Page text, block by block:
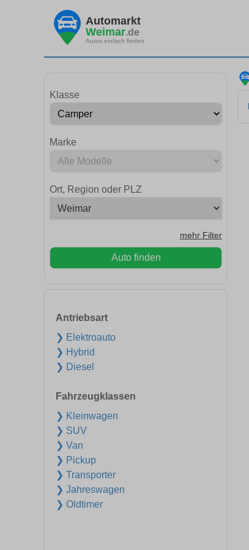
Automarkt
Weimar.de
Autos einfach finden
Klasse
Marke
Ort, Region oder PLZ
mehr Filter
Auto finden
Antriebsart
❯ Elektroauto
❯ Hybrid
❯ Diesel
Fahrzeugklassen
❯ Kleinwagen
❯ SUV
❯ Van
❯ Pickup
❯ Transporter
❯ Jahreswagen
❯ Oldtimer